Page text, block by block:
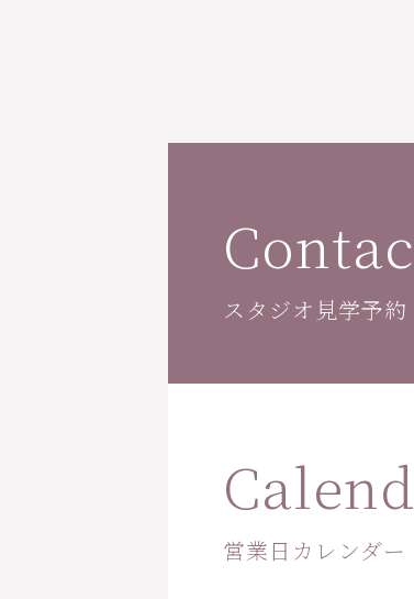
スタジオ見学予
営業日カレンダー